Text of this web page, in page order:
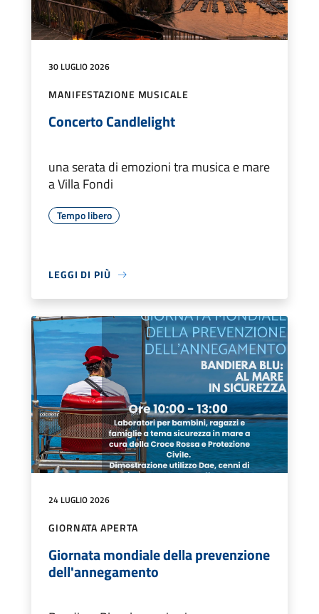
30 LUGLIO 2026
MANIFESTAZIONE MUSICALE
Concerto Candlelight
una serata di emozioni tra musica e mare
a Villa Fondi
Tempo libero
LEGGI DI PIÙ
24 LUGLIO 2026
GIORNATA APERTA
Giornata mondiale della prevenzione
dell'annegamento